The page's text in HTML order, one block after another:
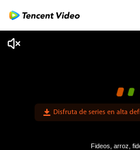
Disfruta de series en alta
Fideos, arroz,